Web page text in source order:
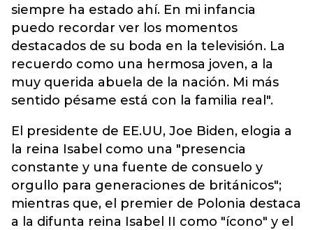
siempre ha estado ahí. En mi infancia
puedo recordar ver los momentos
destacados de su boda en la televisión. La
recuerdo como una hermosa joven, a la
muy querida abuela de la nación. Mi más
sentido pésame está con la familia real".
El presidente de EE.UU, Joe Biden, elogia a
la reina Isabel como una "presencia
constante y una fuente de consuelo y
orgullo para generaciones de británicos";
mientras que, el premier de Polonia destaca
a la difunta reina Isabel II como "ícono" y el